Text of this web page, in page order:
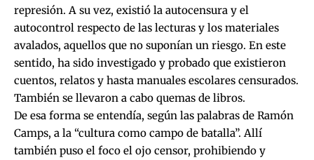
represión. A su vez, existió la autocensura y el
autocontrol respecto de las lecturas y los materiales
avalados, aquellos que no suponían un riesgo. En este
sentido, ha sido investigado y probado que existieron
cuentos, relatos y hasta manuales escolares censurados.
También se llevaron a cabo quemas de libros.
De esa forma se entendía, según las palabras de Ramón
Camps, a la “cultura como campo de batalla”. Allí
también puso el foco el ojo censor, prohibiendo y